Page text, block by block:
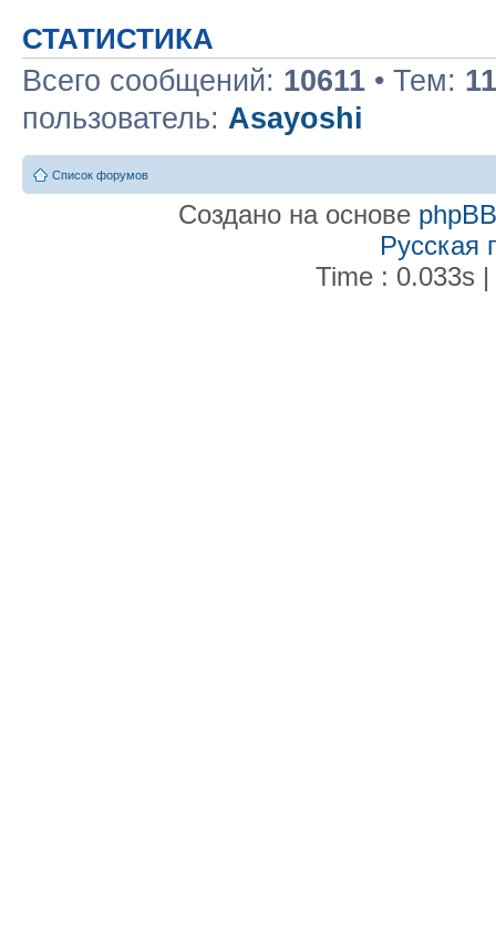
СТАТИСТИКА
Всего сообщений: 10611 • Тем:
пользователь: Asayoshi
Список форумов
Создано на основе phpBB
Русская
Time : 0.033s